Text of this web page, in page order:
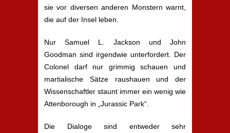
sie vor diversen anderen Monstern warnt,
die auf der Insel leben.
Nur Samuel L. Jackson und John
Goodman sind irgendwie unterfordert. Der
Colonel darf nur grimmig schauen und
martialische Sätze raushauen und der
Wissenschaftler staunt immer ein wenig wie
Attenborough in „Jurassic Park“.
Die Dialoge sind entweder sehr